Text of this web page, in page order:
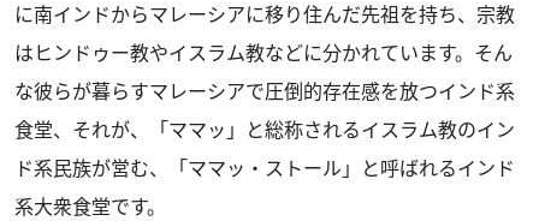
に南インドからマレーシアに移り住んだ先祖を持ち、宗教
はヒンドゥー教やイスラム教などに分かれています。そん
な彼らが暮らすマレーシアで圧倒的存在感を放つインド系
食堂、それが、「ママッ」と総称されるイスラム教のイン
ド系民族が営む、「ママッ・ストール」と呼ばれるインド
系大衆食堂です。